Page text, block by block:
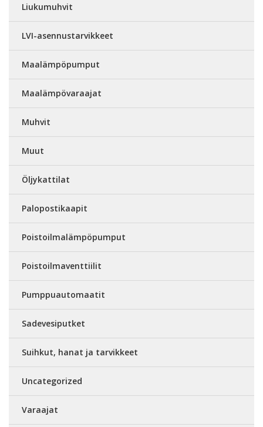
Liukumuhvit
LVI-asennustarvikkeet
Maalämpöpumput
Maalämpövaraajat
Muhvit
Muut
Öljykattilat
Palopostikaapit
Poistoilmalämpöpumput
Poistoilmaventtiilit
Pumppuautomaatit
Sadevesiputket
Suihkut, hanat ja tarvikkeet
Uncategorized
Varaajat